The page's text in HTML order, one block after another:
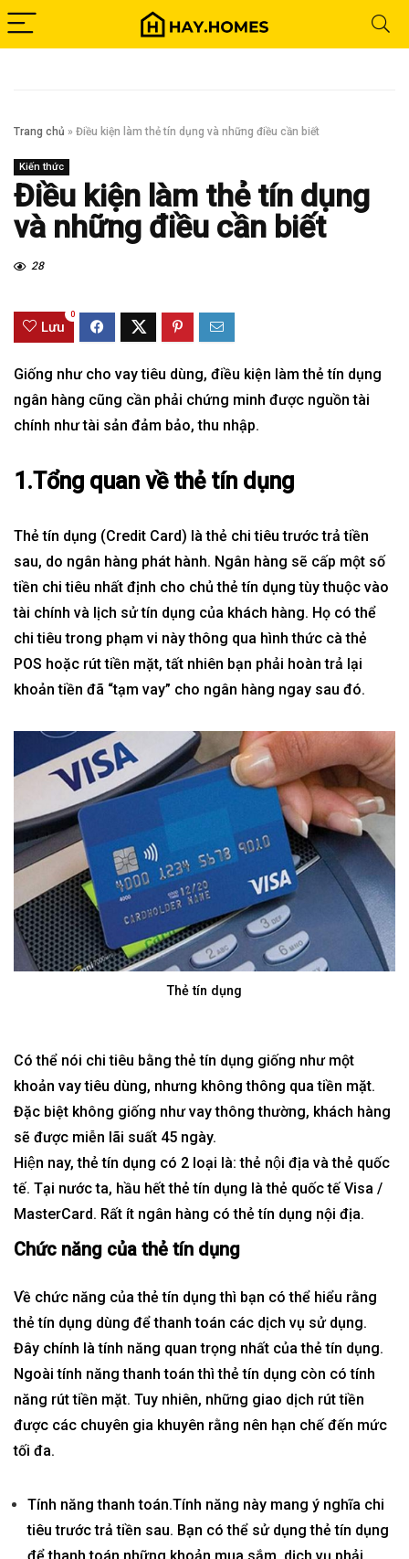
Trang chủ » Điều kiện làm thẻ tín dụng và những điều cần biết
Kiến thức
Điều kiện làm thẻ tín dụng
và những điều cần biết
28
Lưu
0
Giống như cho vay tiêu dùng, điều kiện làm thẻ tín dụng
ngân hàng cũng cần phải chứng minh được nguồn tài
chính như tài sản đảm bảo, thu nhập.
1.Tổng quan về thẻ tín dụng
Thẻ tín dụng (Credit Card) là thẻ chi tiêu trước trả tiền
sau, do ngân hàng phát hành. Ngân hàng sẽ cấp một số
tiền chi tiêu nhất định cho chủ thẻ tín dụng tùy thuộc vào
tài chính và lịch sử tín dụng của khách hàng. Họ có thể
chi tiêu trong phạm vi này thông qua hình thức cà thẻ
POS hoặc rút tiền mặt, tất nhiên bạn phải hoàn trả lại
khoản tiền đã “tạm vay” cho ngân hàng ngay sau đó.
Thẻ tín dụng
Có thể nói chi tiêu bằng thẻ tín dụng giống như một
khoản vay tiêu dùng, nhưng không thông qua tiền mặt.
Đặc biệt không giống như vay thông thường, khách hàng
sẽ được miễn lãi suất 45 ngày.
Hiện nay, thẻ tín dụng có 2 loại là: thẻ nội địa và thẻ quốc
tế. Tại nước ta, hầu hết thẻ tín dụng là thẻ quốc tế Visa /
MasterCard. Rất ít ngân hàng có thẻ tín dụng nội địa.
Chức năng của thẻ tín dụng
Về chức năng của thẻ tín dụng thì bạn có thể hiểu rằng
thẻ tín dụng dùng để thanh toán các dịch vụ sử dụng.
Đây chính là tính năng quan trọng nhất của thẻ tín dụng.
Ngoài tính năng thanh toán thì thẻ tín dụng còn có tính
năng rút tiền mặt. Tuy nhiên, những giao dịch rút tiền
được các chuyên gia khuyên rằng nên hạn chế đến mức
tối đa.
Tính năng thanh toán.Tính năng này mang ý nghĩa chi
tiêu trước trả tiền sau. Bạn có thể sử dụng thẻ tín dụng